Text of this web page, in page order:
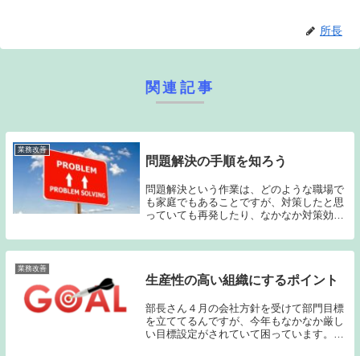
所長
関連記事
業務改善
問題解決の手順を知ろう
問題解決という作業は、どのような職場で
も家庭でもあることですが、対策したと思
っていても再発したり、なかなか対策効果
なぜそのようなことになってしまうのか、
調べてみると、基本的な問題解決の流れに
業務改善
生産性の高い組織にするポイント
部長さん４月の会社方針を受けて部門目標
を立ててるんですが、今年もなかなか厳し
い目標設定がされていて困っています。所